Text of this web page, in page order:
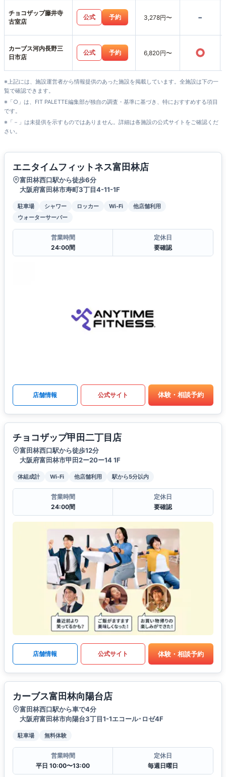
チョコザップ藤井寺
古室店
公式 予約 3,278円〜 -
カーブス河内長野三
日市店
公式 予約 6,820円〜 ○
※上記には、施設運営者から情報提供のあった施設を掲載しています。全施設は下の一
覧で確認できます。
※「○」は、FIT PALETTE編集部が独自の調査・基準に基づき、特におすすめする項目
です。
※「－」は未提供を示すものではありません。詳細は各施設の公式サイトをご確認くだ
さい。
エニタイムフィットネス富田林店
富田林西口駅から徒歩6分
大阪府富田林市寿町3丁目4-11-1F
駐車場 シャワー ロッカー Wi-Fi
他店舗利用
ウォーターサーバー
営業時間
24:00間
定休日
要確認
店舗情報 公式サイト 体験・相談予約
チョコザップ甲田二丁目店
富田林西口駅から徒歩12分
大阪府富田林市甲田2ー20ー14 1F
体組成計 Wi-Fi 他店舗利用 駅から5分以内
営業時間
24:00間
定休日
要確認
店舗情報 公式サイト 体験・相談予約
カーブス富田林向陽台店
富田林西口駅から車で4分
大阪府富田林市向陽台3丁目1-1エコール･ロゼ4F
駐車場 無料体験
営業時間
平日 10:00〜13:00
定休日
毎週日曜日